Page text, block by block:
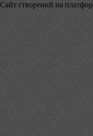
Сайт створений на